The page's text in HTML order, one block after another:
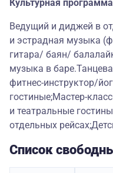
Культурная
Ведущий и диджей в
и эстрадная музыка
гитара/ баян/
музыка в
фитнес-инструктор/
гостиные;Мастер-
и театральные
отдельных
Список